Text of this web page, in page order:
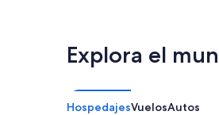
Explora el
HospedajesVuelosAutos